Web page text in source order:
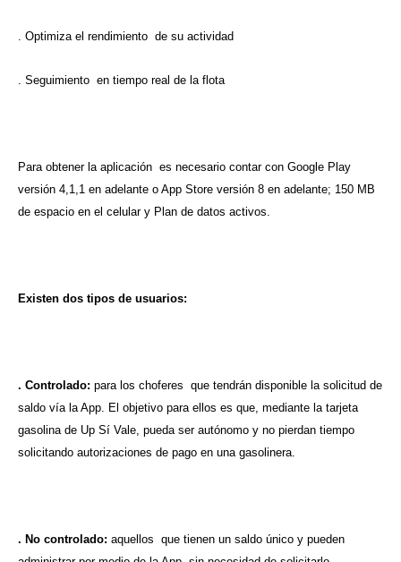
. Optimiza el rendimiento de su actividad
. Seguimiento en tiempo real de la flota
Para obtener la aplicación es necesario contar con Google Play
versión 4,1,1 en adelante o App Store versión 8 en adelante; 150 MB
de espacio en el celular y Plan de datos activos.
Existen dos tipos de usuarios:
. Controlado: para los choferes que tendrán disponible la solicitud de
saldo vía la App. El objetivo para ellos es que, mediante la tarjeta
gasolina de Up Sí Vale, pueda ser autónomo y no pierdan tiempo
solicitando autorizaciones de pago en una gasolinera.
. No controlado: aquellos que tienen un saldo único y pueden